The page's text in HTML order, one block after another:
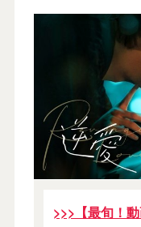
>>>【最旬！